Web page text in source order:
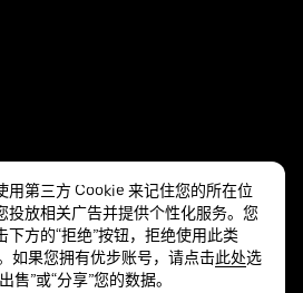
隐私 无障碍服务
用第三方 Cookie 来记住您的所在位
投放相关广告并提供个性化服务。您
下方的“拒绝”按钮，拒绝使用此类
如果您拥有优步账号，请点击此处选
售”或“分享”您的数据。